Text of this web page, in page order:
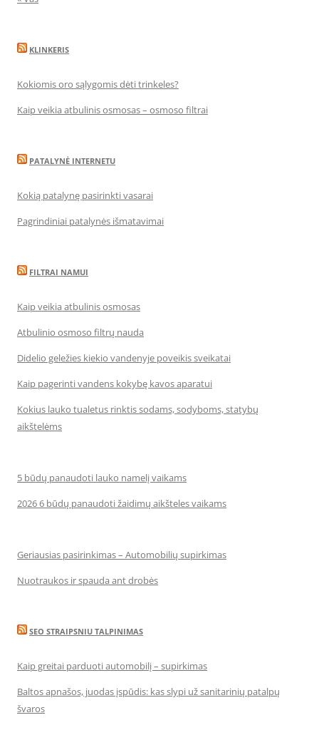
KLINKERIS
Kokiomis oro sąlygomis dėti trinkeles?
Kaip veikia atbulinis osmosas – osmoso filtrai
PATALYNĖ INTERNETU
Kokią patalynę pasirinkti vasarai
Pagrindiniai patalynės išmatavimai
FILTRAI NAMUI
Kaip veikia atbulinis osmosas
Atbulinio osmoso filtrų nauda
Didelio geležies kiekio vandenyje poveikis sveikatai
Kaip pagerinti vandens kokybę kavos aparatui
Kokius lauko tualetus rinktis sodams, sodyboms, statybų
aikštelėms
5 būdų panaudoti lauko namelį vaikams
2026 6 būdų panaudoti žaidimų aikšteles vaikams
Geriausias pasirinkimas – Automobilių supirkimas
Nuotraukos ir spauda ant drobės
SEO STRAIPSNIU TALPINIMAS
Kaip greitai parduoti automobilį – supirkimas
Baltos apnašos, juodas įspūdis: kas slypi už sanitarinių patalpų
švaros